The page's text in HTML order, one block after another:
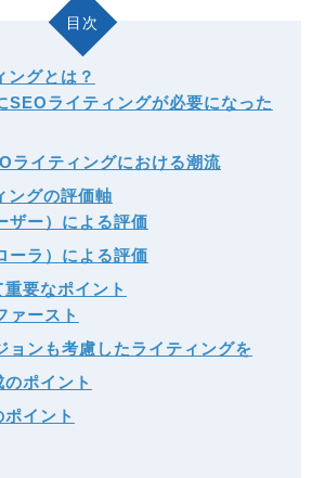
目次
ングとは？
SEOライティングが必要になった
ライティングにおける潮流
ングの評価軸
ザー）による評価
ーラ）による評価
要なポイント
ァースト
ョンも考慮したライティングを
ポイント
イント